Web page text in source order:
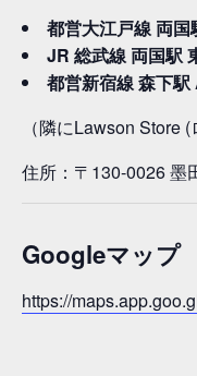
都営大江戸線 両国
JR 総武線 両国駅
都営新宿線 森下駅
（隣にLawson Store
住所：〒130-0026 墨
Googleマップ
https://